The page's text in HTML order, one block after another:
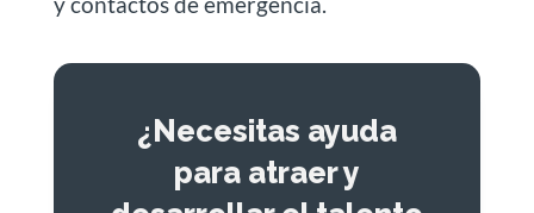
¿Necesitas ayuda
para atraer y